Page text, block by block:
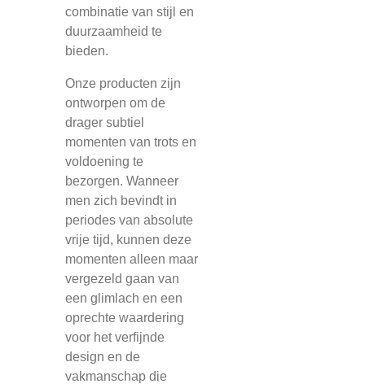
combinatie van stijl en
duurzaamheid te
bieden.
Onze producten zijn
ontworpen om de
drager subtiel
momenten van trots en
voldoening te
bezorgen. Wanneer
men zich bevindt in
periodes van absolute
vrije tijd, kunnen deze
momenten alleen maar
vergezeld gaan van
een glimlach en een
oprechte waardering
voor het verfijnde
design en de
vakmanschap die